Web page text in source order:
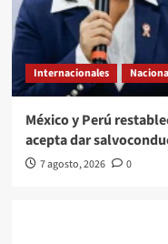
Internacionales
México y Perú
acepta dar
7 agosto, 2026 0